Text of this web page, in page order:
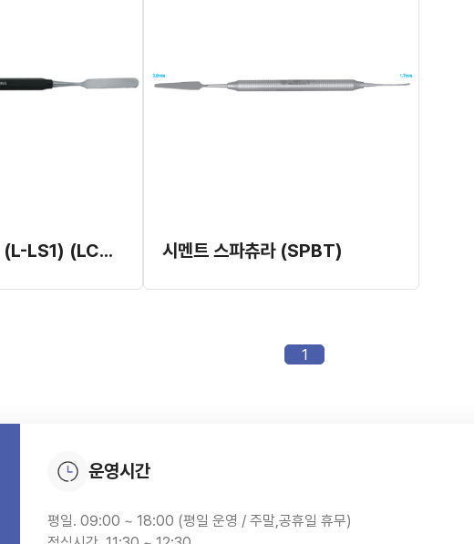
시멘트 스파츄라 (L-LS1) (LCS1) 시멘트 스파츄라 (SPBT)
1
운영시간
평일. 09:00 ~ 18:00 (평일 운영 / 주말,공휴일 휴무)